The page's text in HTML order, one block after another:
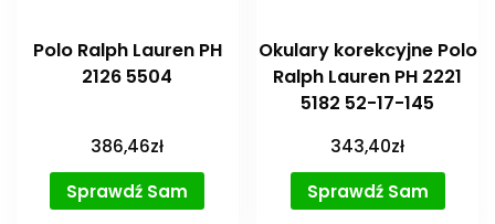
Polo Ralph Lauren PH
2126 5504
386,46zł
Sprawdź Sam
Okulary korekcyjne Polo
Ralph Lauren PH 2221
5182 52-17-145
343,40zł
Sprawdź Sam